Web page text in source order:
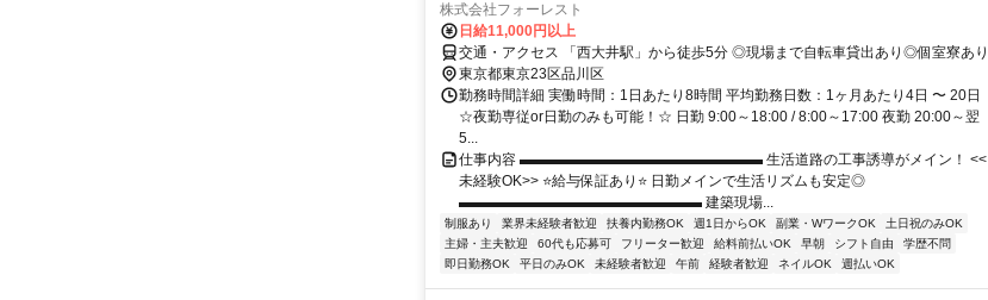
株式会社フォーレスト
日給11,000円以上
交通・アクセス 「西大井駅」から徒歩5分 ◎現場まで自転車貸出あり◎個室寮あり
東京都東京23区品川区
勤務時間詳細 実働時間：1日あたり8時間 平均勤務日数：1ヶ月あたり4日 〜 20日
☆夜勤専従or日勤のみも可能！☆ 日勤 9:00～18:00 / 8:00～17:00 夜勤 20:00～翌
5...
仕事内容 ▬▬▬▬▬▬▬▬▬▬▬▬▬▬▬▬▬ 生活道路の工事誘導がメイン！ <<
未経験OK>> ⭐給与保証あり⭐ 日勤メインで生活リズムも安定◎
▬▬▬▬▬▬▬▬▬▬▬▬▬▬▬▬▬ 建築現場...
制服あり 業界未経験者歓迎 扶養内勤務OK 週1日からOK 副業・WワークOK
土日祝のみOK
主婦・主夫歓迎
60代も応募可 フリーター歓迎 給料前払いOK 早朝 シフト自由
学歴不問
即日勤務OK
平日のみOK 未経験者歓迎 午前 経験者歓迎 ネイルOK 週払いOK